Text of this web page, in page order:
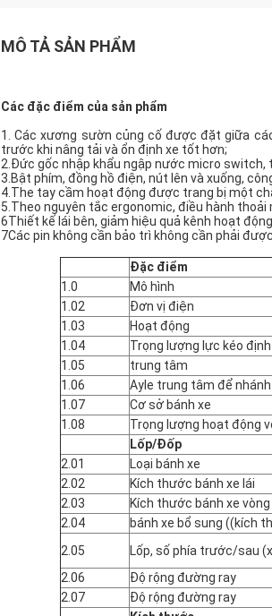
MÔ TẢ SẢN PHẨM
Các đặc điểm của sản phẩm
1. Các xương sườn củng cố được đặt giữa
trước khi nâng tải và ổn định xe tốt hơn;
2.Đức gốc nhập khẩu ngập nước micro
3.Bật phím, đồng hồ điện, nút lên và xuống,
4.The tay cầm hoạt động được trang bị một
5.Theo nguyên tắc ergonomic, điều hành thoải
6Thiết kế lái bên, giảm hiệu quả kênh hoạt
7Các pin không cần bảo trì không cần phải
Đặc điểm
1.0
Mô hình
1.02
Đơn vị điện
1.03
Hoạt động
1.04
Trọng lượng lực kéo
1.05
trung tâm
1.06
Ayle trung tâm để
1.07
Cơ sở bánh xe
1.08
Trọng lượng hoạt động
Lốp/Đốp
2.01
Loại bánh xe
2.02
Kích thước bánh xe lái
2.03
Kích thước bánh xe vòng
2.04
bánh xe bổ sung ((kích
2.05
Lốp, số phía trước/sau
2.06
Độ rộng đường ray
2.07
Độ rộng đường ray